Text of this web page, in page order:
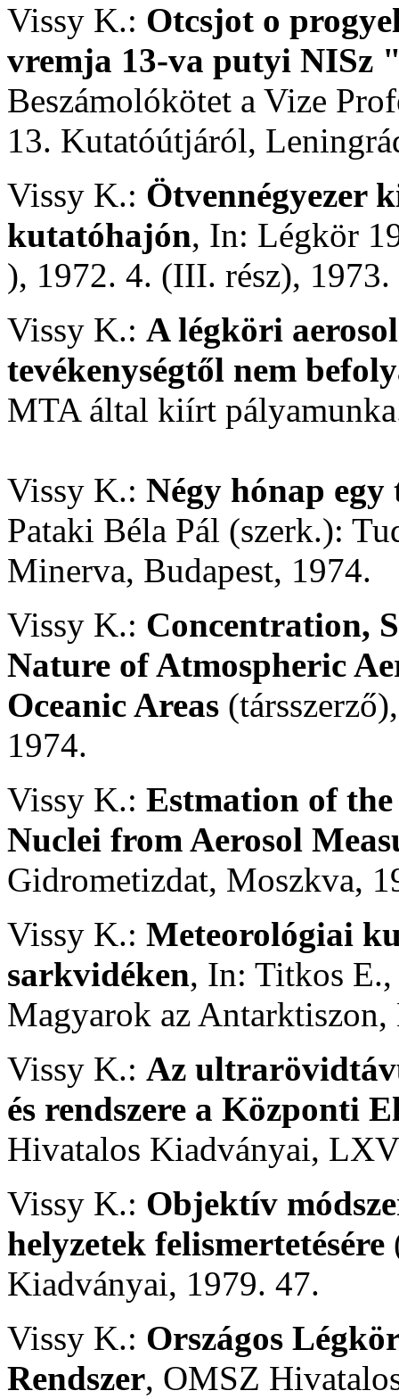
Vissy K.: Otcsjot o
vremja 13-va putyi NISz
Beszámolókötet a Vize
13. Kutatóútjáról,
Vissy K.: Ötvennégyezer
kutatóhajón, In: Légkör
), 1972. 4. (III. rész), 1973.
Vissy K.: A légköri
tevékenységtől nem
MTA által kiírt
Vissy K.: Négy hónap
Pataki Béla Pál (szerk.):
Minerva, Budapest, 1974.
Vissy K.: Concentration,
Nature of Atmospheric
Oceanic Areas
1974.
Vissy K.: Estmation of
Nuclei from Aerosol
Gidrometizdat, Moszkva,
Vissy K.: Meteorológiai
sarkvidéken, In: Titkos
Magyarok az
Vissy K.: Az
és rendszere a Központi
Hivatalos Kiadványai,
Vissy K.: Objektív
helyzetek felismertetésére
Kiadványai, 1979. 47.
Vissy K.: Országos
Rendszer, OMSZ